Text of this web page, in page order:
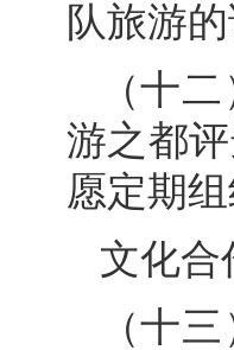
队旅游的
（十
游之都
愿定期
文化合
（十